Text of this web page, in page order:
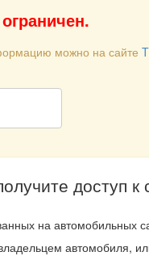
можно на сайте
доступ
на
автомобиля,